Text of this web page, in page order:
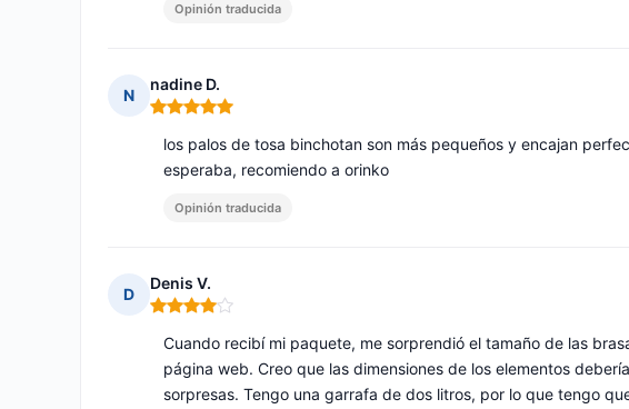
Opinión traducida
N
nadine D.
Nota: 5 de 5
los palos de tosa binchotan son más pequeños y encajan
esperaba, recomiendo a orinko
Opinión traducida
D
Denis V.
Nota: 4 de 5
Cuando recibí mi paquete, me sorprendió el tamaño de las
página web. Creo que las dimensiones de los elementos
sorpresas. Tengo una garrafa de dos litros, por lo que tengo